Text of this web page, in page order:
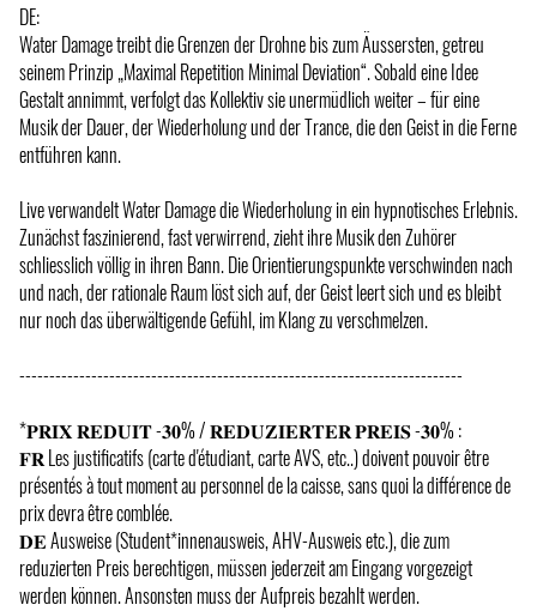
DE:
Water Damage treibt die Grenzen der Drohne bis zum Äussersten, getreu
seinem Prinzip „Maximal Repetition Minimal Deviation“. Sobald eine Idee
Gestalt annimmt, verfolgt das Kollektiv sie unermüdlich weiter – für eine
Musik der Dauer, der Wiederholung und der Trance, die den Geist in die Ferne
entführen kann.
Live verwandelt Water Damage die Wiederholung in ein hypnotisches Erlebnis.
Zunächst faszinierend, fast verwirrend, zieht ihre Musik den Zuhörer
schliesslich völlig in ihren Bann. Die Orientierungspunkte verschwinden nach
und nach, der rationale Raum löst sich auf, der Geist leert sich und es bleibt
nur noch das überwältigende Gefühl, im Klang zu verschmelzen.
--------------------------------------------------------------------------
*𝐏𝐑𝐈𝐗 𝐑𝐄𝐃𝐔𝐈𝐓 -𝟑𝟎% / 𝐑𝐄𝐃𝐔𝐙𝐈𝐄𝐑𝐓𝐄𝐑 𝐏𝐑𝐄𝐈𝐒 -𝟑𝟎% :
𝐅𝐑 Les justificatifs (carte d'étudiant, carte AVS, etc..) doivent pouvoir être
présentés à tout moment au personnel de la caisse, sans quoi la différence de
prix devra être comblée.
𝐃𝐄 Ausweise (Student*innenausweis, AHV-Ausweis etc.), die zum
reduzierten Preis berechtigen, müssen jederzeit am Eingang vorgezeigt
werden können. Ansonsten muss der Aufpreis bezahlt werden.